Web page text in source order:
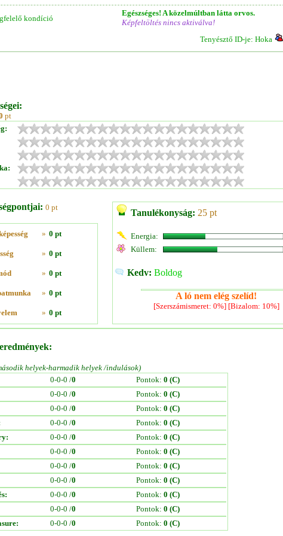
kondíció
Egészséges! A közelmúltban látta orvos.
Képfeltöltés nincs aktiválva!
Tenyésztő ID-je: Hoka
pt
0 pt
» 0 pt
» 0 pt
» 0 pt
» 0 pt
» 0 pt
Tanulékonyság: 25 pt
Energia:
Küllem:
Kedv: Boldog
A ló nem elég szelíd!
[Szerszámismeret: 0%] [Bizalom: 10%]
helyek-harmadik helyek /indulások)
0-0-0 /0 Pontok: 0 (C)
0-0-0 /0 Pontok: 0 (C)
0-0-0 /0 Pontok: 0 (C)
0-0-0 /0 Pontok: 0 (C)
0-0-0 /0 Pontok: 0 (C)
0-0-0 /0 Pontok: 0 (C)
0-0-0 /0 Pontok: 0 (C)
0-0-0 /0 Pontok: 0 (C)
0-0-0 /0 Pontok: 0 (C)
0-0-0 /0 Pontok: 0 (C)
0-0-0 /0 Pontok: 0 (C)